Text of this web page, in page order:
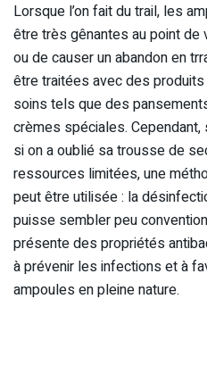
Lorsque l’on fait du trail, les
être très gênantes au point
ou de causer un abandon en
être traitées avec des
soins tels que des
crèmes spéciales.
si on a oublié sa trousse de
ressources limitées, une
peut être utilisée : la
puisse sembler peu
présente des propriétés
à prévenir les infections et à
ampoules en pleine nature.